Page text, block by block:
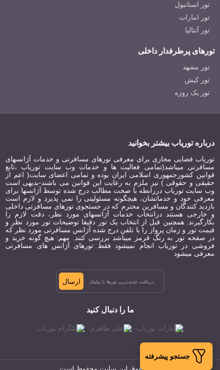
جستجو پیشرفته
تور استانبول
تور امارات
تور آنتالیا
تورهای پرطرفدار داخلی
تور مشهد
تور کیش
تور یک روزه
درباره توریاب بیشتر بخوانید
توریاب فضایی مجازی برای معرفی تورهای مسافرتی و خدمات آژانسهای
مسافرتی میباشد(تمامی فعالیت ها و خدمات وب سایت توریاب ،تابع
قوانین کشورجمهوری اسلامی ایران بوده و تمامی اعضای سایت( اعم از
حقیقی و حقوقی ) نیز ملزم به رعایت این قوانین می باشند-بدیهی است
وب سایت توریاب دررابطه با صحت مطالب درج شده توسط آژانسها برای
معرفی خود و خدماتشان، هیچگونه مسئولیتی را نمی پذیرد و لازم است
بازدید کنندگان و مسافرین محترم که در جستجوی تورهای مسافرتی داخلی
و خارجی هستند درانتخاب خدمات آژانسهای مورد نظر، دقت لازم را
بکارگیرند. همچنین قبل از انتخاب یک تور دقیقا توضیحات تور مورد نظر و
قیمت تور و زمان پرواز را با تلفن درج شده آژانس مسافرتی مورد نظر که
در صفحه تور به رنگ قرمز میباشد بررسی کنند. مهم: هیچ گونه خرید و
فروشی در توریاب انجام نمیشود فقط تورهای آژانس های مسافرتی
معرفی میشود
ارسال
ما را دنبال کنید